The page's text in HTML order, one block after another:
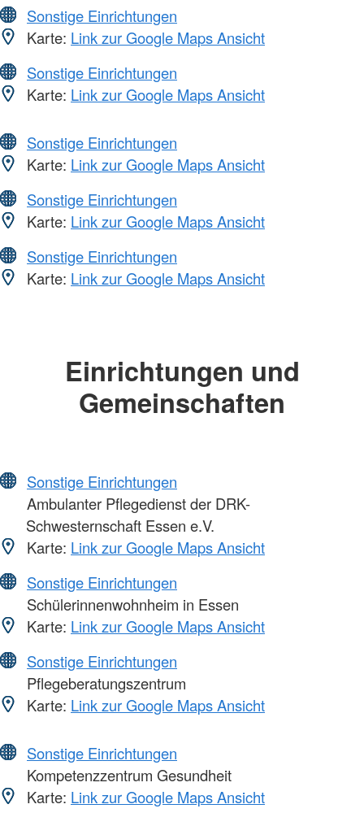
Sonstige Einrichtungen
Karte: Link zur Google Maps Ansicht
Sonstige Einrichtungen
Karte: Link zur Google Maps Ansicht
Sonstige Einrichtungen
Karte: Link zur Google Maps Ansicht
Sonstige Einrichtungen
Karte: Link zur Google Maps Ansicht
Sonstige Einrichtungen
Karte: Link zur Google Maps Ansicht
Einrichtungen und
Gemeinschaften
Sonstige Einrichtungen
Ambulanter Pflegedienst der DRK-
Schwesternschaft Essen e.V.
Karte: Link zur Google Maps Ansicht
Sonstige Einrichtungen
Schülerinnenwohnheim in Essen
Karte: Link zur Google Maps Ansicht
Sonstige Einrichtungen
Pflegeberatungszentrum
Karte: Link zur Google Maps Ansicht
Sonstige Einrichtungen
Kompetenzzentrum Gesundheit
Karte: Link zur Google Maps Ansicht